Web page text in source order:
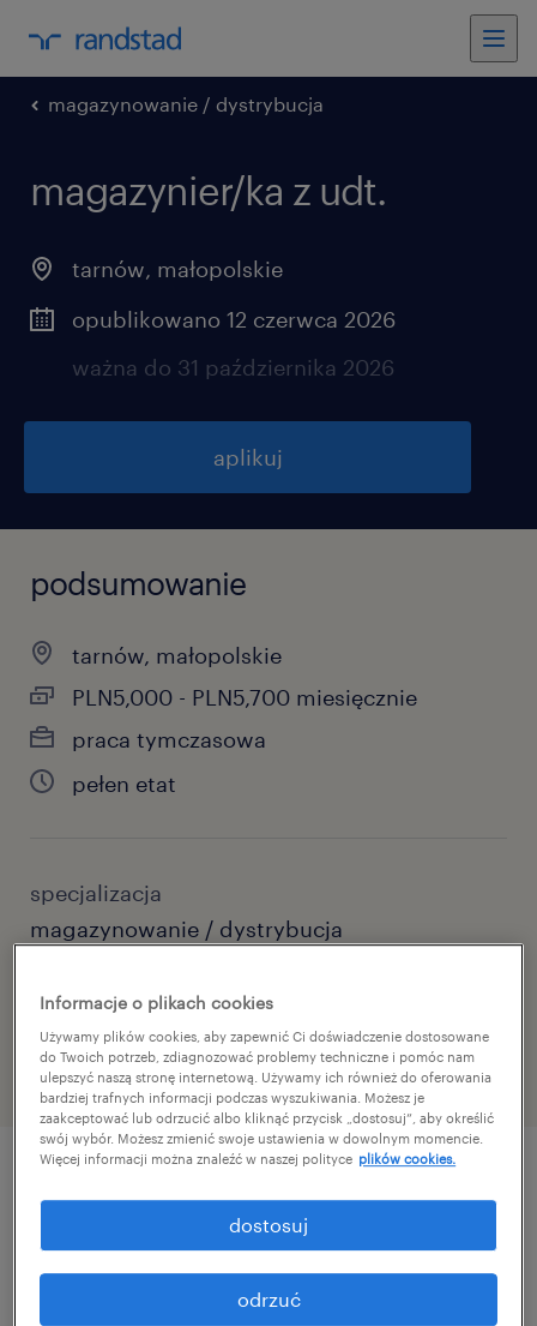
magazynowanie / dystrybucja
magazynier/ka z udt.
tarnów, małopolskie
opublikowano 12 czerwca 2026
ważna do 31 października 2026
aplikuj
podsumowanie
tarnów, małopolskie
PLN5,000 - PLN5,700 miesięcznie
praca tymczasowa
pełen etat
specjalizacja
magazynowanie / dystrybucja
reference number
47007523
szczegóły oferty
Szukasz pracy na dwie zmiany jako
Informacje o plikach cookies
Używamy plików cookies, aby zapewnić Ci doświadczenie dostosowane
do Twoich potrzeb, zdiagnozować problemy techniczne i pomóc nam
ulepszyć naszą stronę internetową. Używamy ich również do oferowania
bardziej trafnych informacji podczas wyszukiwania. Możesz je
zaakceptować lub odrzucić albo kliknąć przycisk „dostosuj”, aby określić
swój wybór. Możesz zmienić swoje ustawienia w dowolnym momencie.
Więcej informacji można znaleźć w naszej polityce plików cookies.
odrzuć
dostosuj